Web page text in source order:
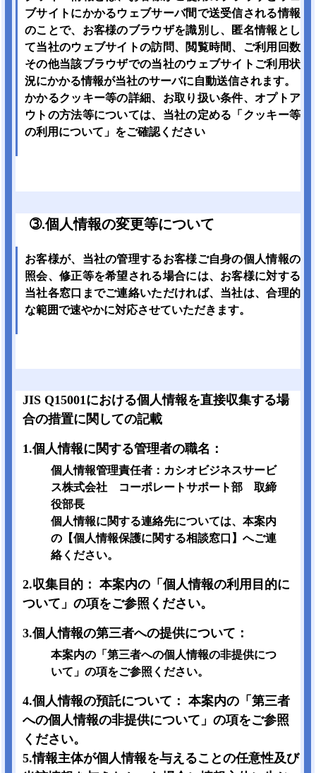
ブサイトにかかるウェブサーバ間で送受信される情報
のことで、お客様のブラウザを識別し、匿名情報とし
て当社のウェブサイトの訪問、閲覧時間、ご利用回数
その他当該ブラウザでの当社のウェブサイトご利用状
況にかかる情報が当社のサーバに自動送信されます。
かかるクッキー等の詳細、お取り扱い条件、オプトア
ウトの方法等については、当社の定める「クッキー等
の利用について」をご確認ください
➂.個人情報の変更等について
お客様が、当社の管理するお客様ご自身の個人情報の
照会、修正等を希望される場合には、お客様に対する
当社各窓口までご連絡いただければ、当社は、合理的
な範囲で速やかに対応させていただきます。
JIS Q15001における個人情報を直接収集する場
合の措置に関しての記載
1.個人情報に関する管理者の職名：
個人情報管理責任者：カシオビジネスサービ
ス株式会社 コーポレートサポート部 取締
役部長
個人情報に関する連絡先については、本案内
の【個人情報保護に関する相談窓口】へご連
絡ください。
2.収集目的： 本案内の「個人情報の利用目的に
ついて」の項をご参照ください。
3.個人情報の第三者への提供について：
本案内の「第三者への個人情報の非提供につ
いて」の項をご参照ください。
4.個人情報の預託について： 本案内の「第三者
への個人情報の非提供について」の項をご参照
ください。
5.情報主体が個人情報を与えることの任意性及び